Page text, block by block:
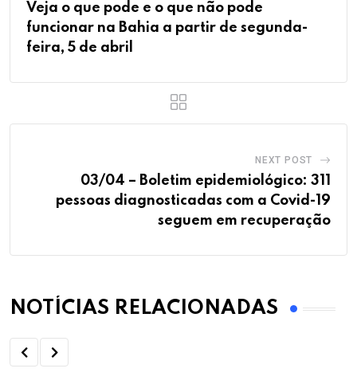
Veja o que pode e o que não pode
funcionar na Bahia a partir de segunda-
feira, 5 de abril
NEXT POST
03/04 – Boletim epidemiológico: 311
pessoas diagnosticadas com a Covid-19
seguem em recuperação
NOTÍCIAS RELACIONADAS